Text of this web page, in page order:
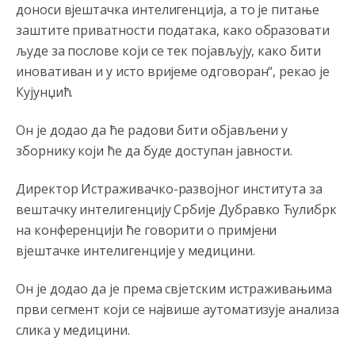
доноси вјештачка интелигенција, а то је питање
заштите приватности података, како образовати
људе за послове који се тек појављују, како бити
иновативан и у исто вријеме одговоран“, рекао је
Кујунџић.
Он је додао да ће радови бити објављени у
зборнику који ће да буде доступан јавности.
Директор Истраживачко-развојног института за
вештачку интелигенцију Србије Дубравко Ћулибрк
на конференцији ће говорити о примјени
вјештачке интелигенције у медицини.
Он је додао да је према свјетским истраживањима
први сегмент који се највише аутоматизује анализа
слика у медицини.
Frljavi poziva Ubice da se smire a a ne poziva Tužilaštvo
Sipu Mup SAJ da ih istresu iz gaća poslije ***stava u
Анонимно2801129 јуче 8:50
Treba da znaš da paljanski vodovod opstaje na parama
odbaci potrošnju vode sa jahorinskih vrela ali mu je to
skuplje pa koristi vodu koja mu je jeftinija
Opšte je poznato da se voda prodaje i to nije problem
niti iko pravi problem oko toga. Ovdje je u pitanju
odgovornost vodovoda prema primarni korisnicima
njihove usluge koju građani Pala isto tako plaćaju.
Vodovodu je primaran novac koji sigurno dobija iz
Kantona.Seljaci koji žive u Palama (kakvi građani kad je
sve šljeglo) ionako slabo plaćaju vodu